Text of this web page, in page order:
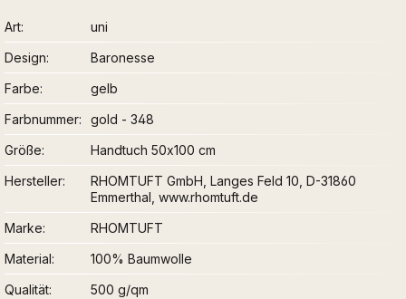
Art
uni
Design
Baronesse
Farbe
gelb
Farbnummer
gold - 348
Größe
Handtuch 50x100 cm
Hersteller
RHOMTUFT GmbH, Langes Feld 10, D-31860
Emmerthal, www.rhomtuft.de
Marke
RHOMTUFT
Material
100% Baumwolle
Qualität
500 g/qm